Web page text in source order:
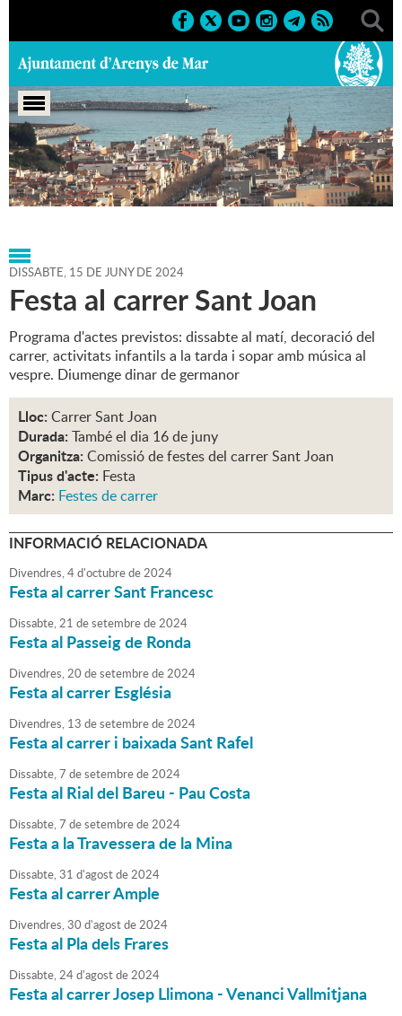
Portada > Agenda > 15-06-
2024 > Marcs > Culturals > 2024 > Festes de carrer
DISSABTE, 15 DE JUNY DE 2024
Festa al carrer Sant Joan
Programa d'actes previstos: dissabte al matí, decoració del
carrer, activitats infantils a la tarda i sopar amb música al
vespre. Diumenge dinar de germanor
Lloc: Carrer Sant Joan
Durada: També el dia 16 de juny
Organitza: Comissió de festes del carrer Sant Joan
Tipus d'acte: Festa
Marc: Festes de carrer
INFORMACIÓ RELACIONADA
Divendres,4d'octubrede2024
Festa al carrer Sant Francesc
Dissabte,21 desetembrede2024
Festa al Passeig de Ronda
Divendres,20 desetembrede2024
Festa al carrer Església
Divendres, 13 desetembrede2024
Festa al carrer i baixada Sant Rafel
Dissabte,7 desetembrede2024
Festa al Rial del Bareu - Pau Costa
Dissabte,7 desetembrede2024
Festa a la Travessera de la Mina
Dissabte,31 d'agostde2024
Festa al carrer Ample
Divendres,30 d'agostde2024
Festa al Pla dels Frares
Dissabte,24d'agostde2024
Festa al carrer Josep Llimona - Venanci Vallmitjana